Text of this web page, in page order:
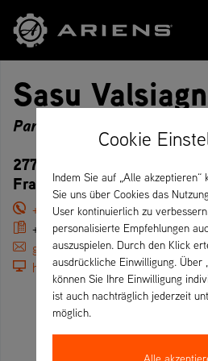
Sasu
Partner
277 avenue Frédéric
Frankreich
+33 (0)492602200
+33 (0)493428837
ggillet@coop-valsiagne.fr
http://www.gammvert.fr
Cookie
Indem Sie auf „Alle akzeptieren“
Sie uns über Cookies das
User kontinuierlich zu
personalisierte Empfehlungen
auszuspielen. Durch den Klick
ausdrückliche Einwilligung. Über
können Sie Ihre Einwilligung
ist auch nachträglich jederzeit
möglich.